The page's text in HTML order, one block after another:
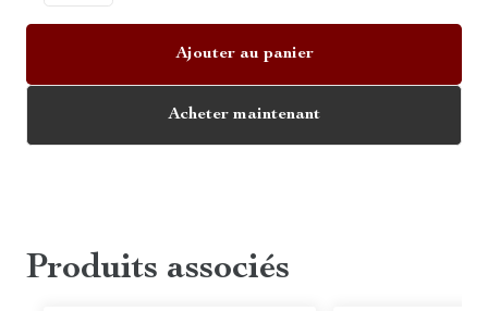
Ajouter au panier
Acheter maintenant
Produits associés